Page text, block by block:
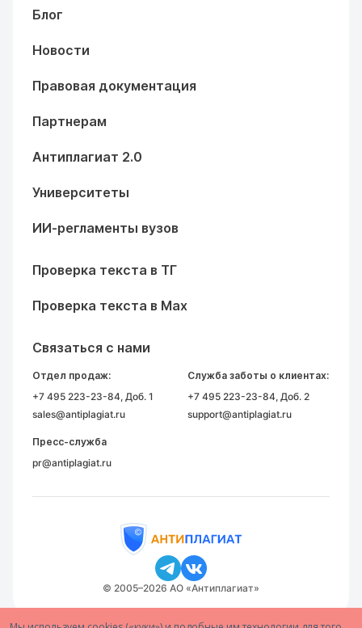
Блог
Новости
Правовая документация
Партнерам
Антиплагиат 2.0
Университеты
ИИ-регламенты вузов
Проверка текста в ТГ
Проверка текста в Max
Связаться с нами
Отдел продаж:
+7 495 223-23-84, Доб. 1
sales@antiplagiat.ru
Служба заботы о клиентах:
+7 495 223-23-84, Доб. 2
support@antiplagiat.ru
Пресс-служба
pr@antiplagiat.ru
© 2005–2026 АО «Антиплагиат»